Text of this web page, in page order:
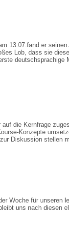
13.07.fand er seinen
Lob, dass sie
deutschsprachige
die Kernfrage
Konzepte
Diskussion stellen
Woche für unseren
uns nach diesen